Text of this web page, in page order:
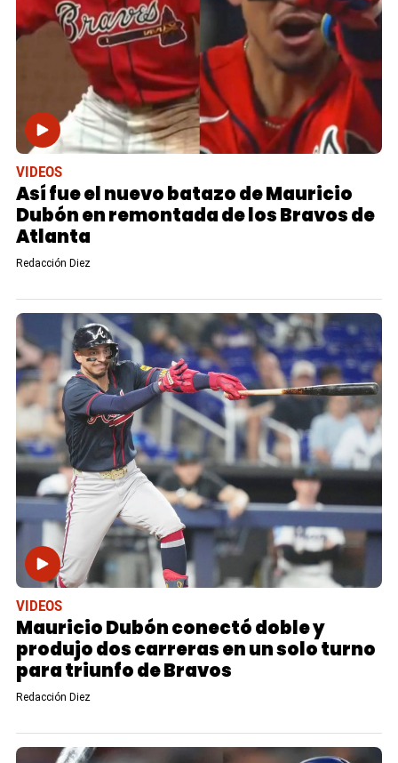
VIDEOS
Así fue el nuevo batazo de Mauricio
Dubón en remontada de los Bravos de
Atlanta
Redacción Diez
VIDEOS
Mauricio Dubón conectó doble y
produjo dos carreras en un solo turno
para triunfo de Bravos
Redacción Diez